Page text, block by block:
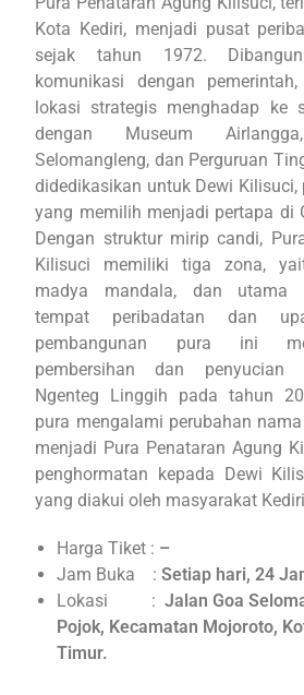
Kota Kediri, menjadi pusat
sejak tahun 1972.
komunikasi dengan
lokasi strategis menghadap ke
dengan Museum
Selomangleng, dan Perguruan
didedikasikan untuk Dewi Kilisuci,
yang memilih menjadi pertapa di
Dengan struktur mirip candi,
Kilisuci memiliki tiga zona,
madya mandala, dan utama
tempat peribadatan dan
pembangunan pura ini
pembersihan dan penyucian
Ngenteg Linggih pada tahun
pura mengalami perubahan
menjadi Pura Penataran Agung
penghormatan kepada Dewi
yang diakui oleh masyarakat
Harga Tiket : –
Jam Buka :Setiap hari, 24
Lokasi : Jalan Goa
Pojok, Kecamatan Mojoroto,
Timur.